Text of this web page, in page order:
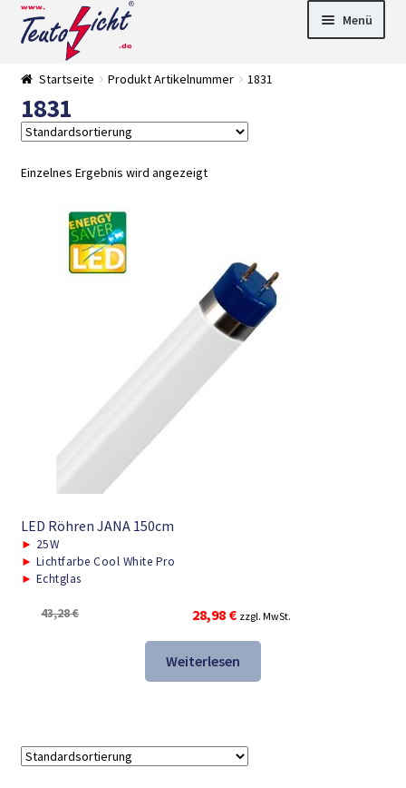
Zur
Navigation
springen
Springe
zum
Menü
Startseite Produkt Artikelnummer 1831
1831
Einzelnes Ergebnis wird angezeigt
LED Röhren JANA 150cm
► 25W
► Lichtfarbe Cool White Pro
► Echtglas
43,28€
Ursprünglicher
Preis
war:
43,28 €
28,98 €Aktueller
Preis
ist:
28,98 €.
zzgl. MwSt.
Weiterlesen